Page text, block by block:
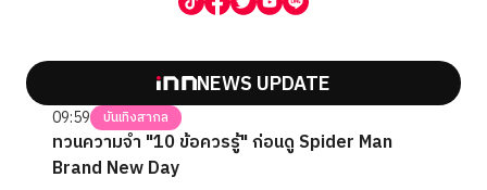
NEWS UPDATE
09:59 บันเทิงสากล
ทวนความจำ "10 ข้อควรรู้" ก่อนดู Spider Man
Brand New Day